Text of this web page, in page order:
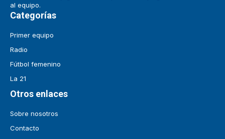
al equipo.
Categorías
Primer equipo
Radio
Fútbol femenino
La 21
Otros enlaces
Sobre nosotros
Contacto